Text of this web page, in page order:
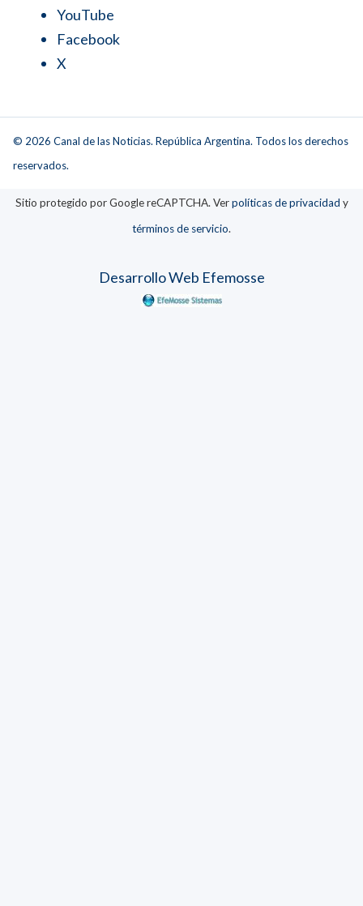
YouTube
Facebook
X
© 2026 Canal de las Noticias. República Argentina. Todos los derechos
reservados.
Sitio protegido por Google reCAPTCHA. Verpolíticas de privacidad y
términos de servicio.
Desarrollo Web Efemosse